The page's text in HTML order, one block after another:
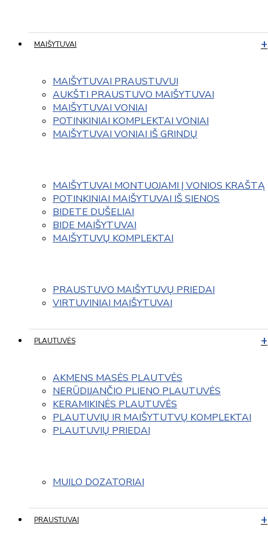
MAIŠYTUVAI
MAIŠYTUVAI PRAUSTUVUI
AUKŠTI PRAUSTUVO MAIŠYTUVAI
MAIŠYTUVAI VONIAI
POTINKINIAI KOMPLEKTAI VONIAI
MAIŠYTUVAI VONIAI IŠ GRINDŲ
MAIŠYTUVAI MONTUOJAMI Į VONIOS KRAŠTĄ
POTINKINIAI MAIŠYTUVAI IŠ SIENOS
BIDETE DUŠELIAI
BIDE MAIŠYTUVAI
MAIŠYTUVŲ KOMPLEKTAI
PRAUSTUVO MAIŠYTUVŲ PRIEDAI
VIRTUVINIAI MAIŠYTUVAI
PLAUTUVĖS
AKMENS MASĖS PLAUTVĖS
NERŪDIJANČIO PLIENO PLAUTUVĖS
KERAMIKINĖS PLAUTUVĖS
PLAUTUVIŲ IR MAIŠYTUTVŲ KOMPLEKTAI
PLAUTUVIŲ PRIEDAI
MUILO DOZATORIAI
PRAUSTUVAI